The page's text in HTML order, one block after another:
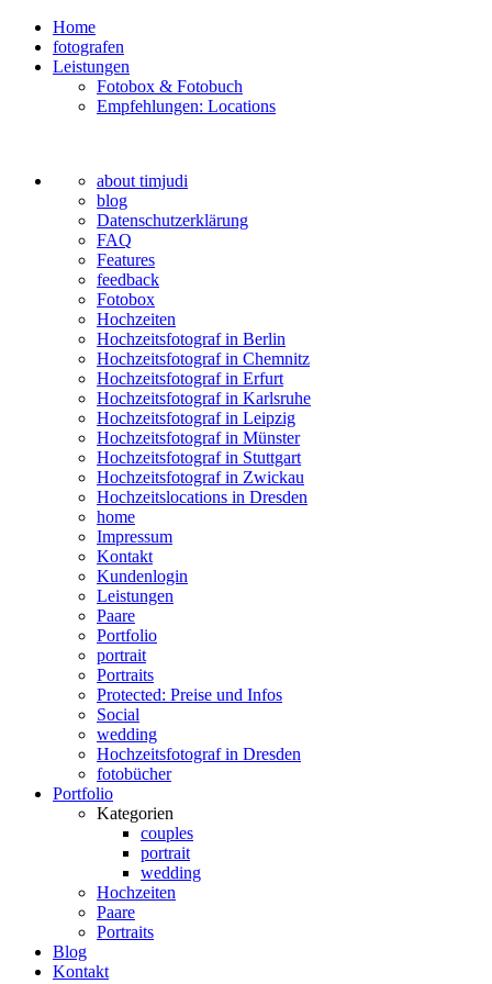
Home
fotografen
Leistungen
Fotobox & Fotobuch
Empfehlungen: Locations
about timjudi
blog
Datenschutzerklärung
FAQ
Features
feedback
Fotobox
Hochzeiten
Hochzeitsfotograf in Berlin
Hochzeitsfotograf in Chemnitz
Hochzeitsfotograf in Erfurt
Hochzeitsfotograf in Karlsruhe
Hochzeitsfotograf in Leipzig
Hochzeitsfotograf in Münster
Hochzeitsfotograf in Stuttgart
Hochzeitsfotograf in Zwickau
Hochzeitslocations in Dresden
home
Impressum
Kontakt
Kundenlogin
Leistungen
Paare
Portfolio
portrait
Portraits
Protected: Preise und Infos
Social
wedding
Hochzeitsfotograf in Dresden
fotobücher
Portfolio
Kategorien
couples
portrait
wedding
Hochzeiten
Paare
Portraits
Blog
Kontakt